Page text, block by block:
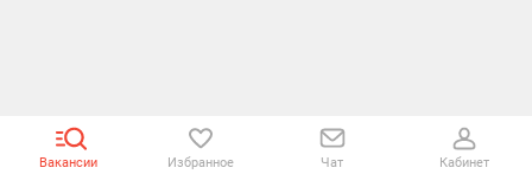
Вакансии Избранное Чат Кабинет